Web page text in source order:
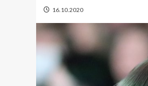
16.10.2020